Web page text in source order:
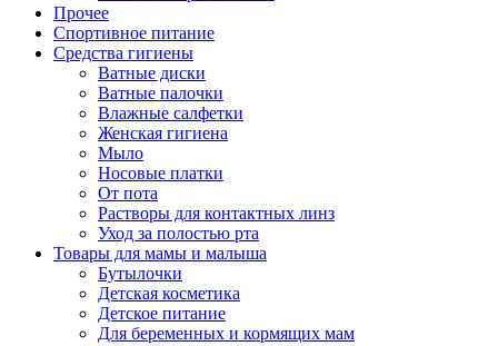
Прочее
Спортивное питание
Средства гигиены
Ватные диски
Ватные палочки
Влажные салфетки
Женская гигиена
Мыло
Носовые платки
От пота
Растворы для контактных линз
Уход за полостью рта
Товары для мамы и малыша
Бутылочки
Детская косметика
Детское питание
Для беременных и кормящих мам